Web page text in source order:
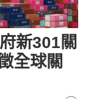
新301關
全球關